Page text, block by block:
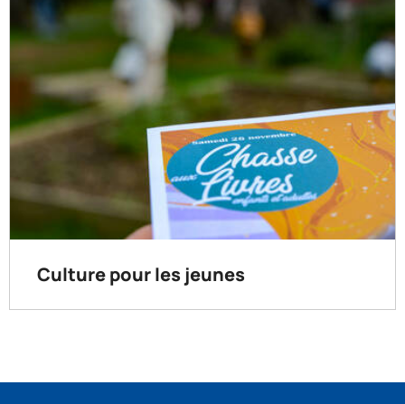
Culture pour les jeunes